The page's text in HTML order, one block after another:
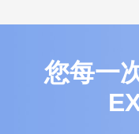
您每一